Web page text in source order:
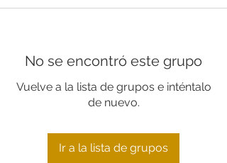
No se encontró este grupo
Vuelve a la lista de grupos e inténtalo
de nuevo.
Ir a la lista de grupos